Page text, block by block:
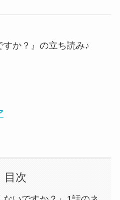
すか？』の立ち読み♪
目次